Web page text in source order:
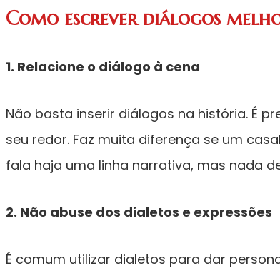
Como escrever diálogos
1. Relacione o diálogo à cena
Não basta inserir diálogos na história. É
seu redor. Faz muita diferença se um
fala haja uma linha narrativa, mas nada
2. Não abuse dos dialetos e expressões
É comum utilizar dialetos para dar